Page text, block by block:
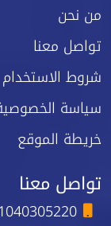
من نحن
تواصل معنا
شروط الاستخدام
سياسة
خريطة الموقع
تواصل معنا